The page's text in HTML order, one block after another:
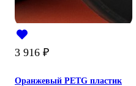
3 916 ₽
Оранжевый PETG пластик